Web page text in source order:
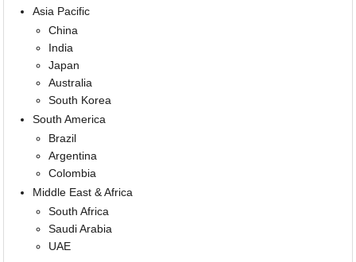
Asia Pacific
China
India
Japan
Australia
South Korea
South America
Brazil
Argentina
Colombia
Middle East & Africa
South Africa
Saudi Arabia
UAE